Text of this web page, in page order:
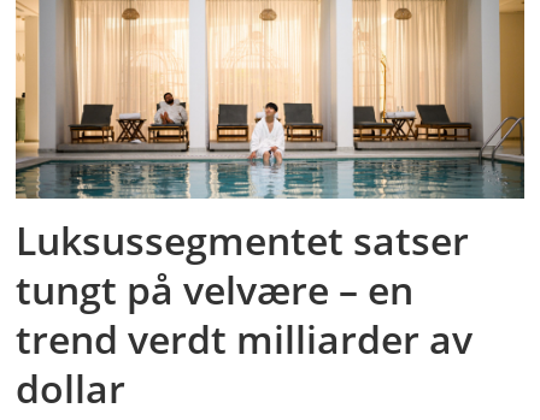
Luksussegmentet satser
tungt på velvære – en
trend verdt milliarder av
dollar